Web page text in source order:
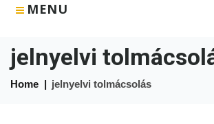
MENU
jelnyelvi
Home | jelnyelvi tolmácsolás